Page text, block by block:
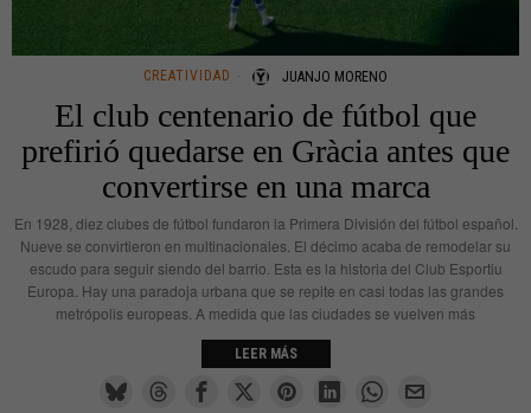
CREATIVIDAD JUANJO MORENO
El club centenario de fútbol que
prefirió quedarse en Gràcia antes que
convertirse en una marca
En 1928, diez clubes de fútbol fundaron la Primera División del fútbol español.
Nueve se convirtieron en multinacionales. El décimo acaba de remodelar su
escudo para seguir siendo del barrio. Esta es la historia del Club Esportiu
Europa. Hay una paradoja urbana que se repite en casi todas las grandes
metrópolis europeas. A medida que las ciudades se vuelven más
LEER MÁS